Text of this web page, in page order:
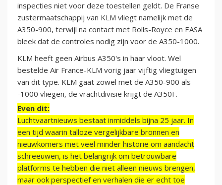
inspecties niet voor deze toestellen geldt. De Franse
zustermaatschappij van KLM vliegt namelijk met de
A350-900, terwijl na contact met Rolls-Royce en EASA
bleek dat de controles nodig zijn voor de A350-1000.
KLM heeft geen Airbus A350's in haar vloot. Wel
bestelde Air France-KLM vorig jaar vijftig vliegtuigen
van dit type. KLM gaat zowel met de A350-900 als
-1000 vliegen, de vrachtdivisie krijgt de A350F.
Even dit:
Luchtvaartnieuws bestaat inmiddels bijna 25 jaar. In
een tijd waarin talloze vergelijkbare bronnen en
nieuwkomers met veel minder historie om aandacht
schreeuwen, is het belangrijk om betrouwbare
platforms te hebben die niet alleen nieuws brengen,
maar ook perspectief en verhalen die er echt toe